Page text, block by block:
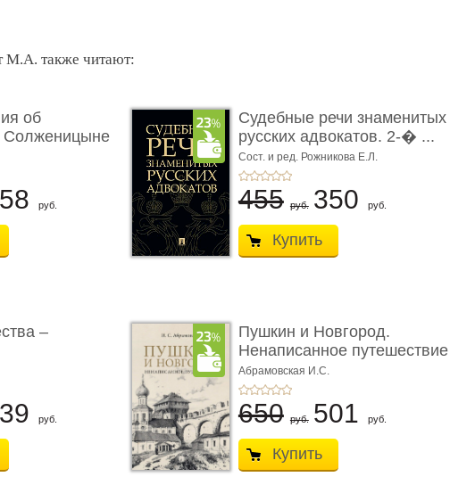
М.А. также читают:
об
Солженицыне
руб.
Судебные речи знаменитых
русских адвокатов. 2-� ...
Сост. и ред. Рожникова Е.Л.
455 руб. 350 руб.
Купить
–
руб.
Пушкин и Новгород.
Ненаписанное путешествие
Абрамовская И.С.
650 руб. 501 руб.
Купить